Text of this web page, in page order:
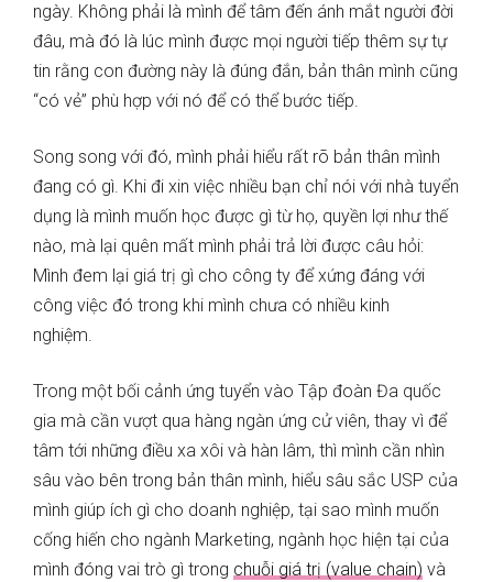
ngày. Không phải là mình để tâm đến ánh mắt người đời
đâu, mà đó là lúc mình được mọi người tiếp thêm sự tự
tin rằng con đường này là đúng đắn, bản thân mình cũng
“có vẻ” phù hợp với nó để có thể bước tiếp.
Song song với đó, mình phải hiểu rất rõ bản thân mình
đang có gì. Khi đi xin việc nhiều bạn chỉ nói với nhà tuyển
dụng là mình muốn học được gì từ họ, quyền lợi như thế
nào, mà lại quên mất mình phải trả lời được câu hỏi:
Mình đem lại giá trị gì cho công ty để xứng đáng với
công việc đó trong khi mình chưa có nhiều kinh
nghiệm.
Trong một bối cảnh ứng tuyển vào Tập đoàn Đa quốc
gia mà cần vượt qua hàng ngàn ứng cử viên, thay vì để
tâm tới những điều xa xôi và hàn lâm, thì mình cần nhìn
sâu vào bên trong bản thân mình, hiểu sâu sắc USP của
mình giúp ích gì cho doanh nghiệp, tại sao mình muốn
cống hiến cho ngành Marketing, ngành học hiện tại của
mình đóng vai trò gì trong chuỗi giá trị (value chain) và